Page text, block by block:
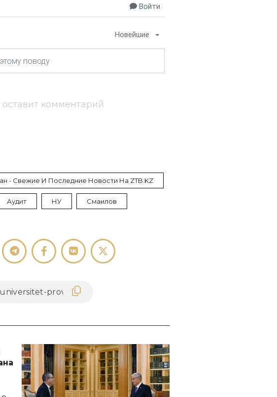
Войти
Новейшие
комментарий
- Свежие И Последние Новости На ZTB.KZ
Аудит НУ Смаилов